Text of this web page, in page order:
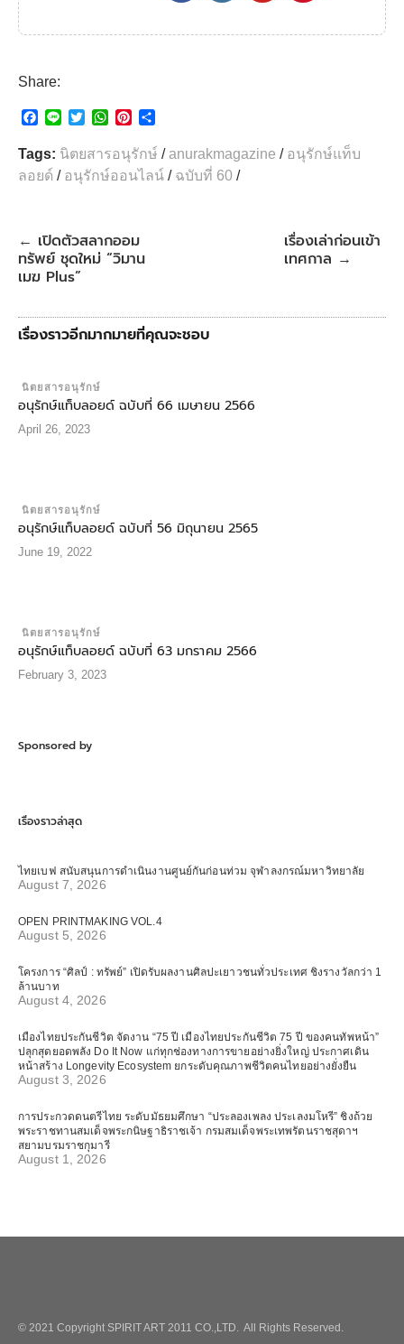
Share:
c
e
b
n
i
t
t
W
a
t
s
n
e
t
a
e
Tags: นิตยสารอนุรักษ์ /anurakmagazine / อนุรักษ์แท็บ
ลอยด์ / อนุรักษ์ออนไลน์ / ฉบับที่ 60 /
← เปิดตัวสลากออม
ทรัพย์ ชุดใหม่ “วิมาน
เมฆ Plus”
เรื่องเล่าก่อนเข้า
เทศกาล →
เรื่องราวอีกมากมายที่คุณจะชอบ
นิตยสารอนุรักษ์
อนุรักษ์แท็บลอยด์ ฉบับที่ 66 เมษายน 2566
April 26, 2023
นิตยสารอนุรักษ์
อนุรักษ์แท็บลอยด์ ฉบับที่ 56 มิถุนายน 2565
June 19, 2022
นิตยสารอนุรักษ์
อนุรักษ์แท็บลอยด์ ฉบับที่ 63 มกราคม 2566
February 3, 2023
Sponsored by
เรื่องราวล่าสุด
ไทยเบฟ สนับสนุนการดำเนินงานศูนย์กันก่อนท่วม จุฬาลงกรณ์มหาวิทยาลัย
August 7, 2026
OPEN PRINTMAKING VOL.4
August 5, 2026
โครงการ “ศิลป์ : ทรัพย์” เปิดรับผลงานศิลปะเยาวชนทั่วประเทศ ชิงรางวัลกว่า 1
ล้านบาท
August 4, 2026
เมืองไทยประกันชีวิต จัดงาน “75 ปี เมืองไทยประกันชีวิต 75 ปี ของคนทัพหน้า”
ปลุกสุดยอดพลัง Do It Now แก่ทุกช่องทางการขายอย่างยิ่งใหญ่ ประกาศเดิน
หน้าสร้าง Longevity Ecosystem ยกระดับคุณภาพชีวิตคนไทยอย่างยั่งยืน
August 3, 2026
การประกวดดนตรีไทย ระดับมัธยมศึกษา “ประลองเพลง ประเลงมโหรี” ชิงถ้วย
พระราชทานสมเด็จพระกนิษฐาธิราชเจ้า กรมสมเด็จพระเทพรัตนราชสุดาฯ
สยามบรมราชกุมารี
August 1, 2026
© 2021 Copyright SPIRIT ART 2011 CO.,LTD. All Rights Reserved.